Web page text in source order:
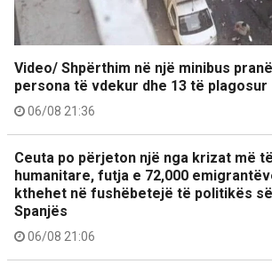
Video/ Shpërthim në një minibus
persona të vdekur dhe 13 të plagosur
06/08 21:36
Ceuta po përjeton një nga krizat më
humanitare, futja e 72,000
kthehet në fushëbetejë të politikës
Spanjës
06/08 21:06